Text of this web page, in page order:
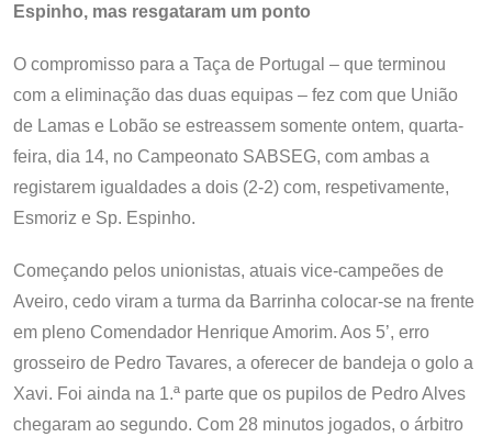
Espinho, mas resgataram um ponto
O compromisso para a Taça de Portugal – que terminou
com a eliminação das duas equipas – fez com que União
de Lamas e Lobão se estreassem somente ontem, quarta-
feira, dia 14, no Campeonato SABSEG, com ambas a
registarem igualdades a dois (2-2) com, respetivamente,
Esmoriz e Sp. Espinho.
Começando pelos unionistas, atuais vice-campeões de
Aveiro, cedo viram a turma da Barrinha colocar-se na frente
em pleno Comendador Henrique Amorim. Aos 5’, erro
grosseiro de Pedro Tavares, a oferecer de bandeja o golo a
Xavi. Foi ainda na 1.ª parte que os pupilos de Pedro Alves
chegaram ao segundo. Com 28 minutos jogados, o árbitro